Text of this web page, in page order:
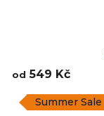
je
od 549 Kč
Summer Sale